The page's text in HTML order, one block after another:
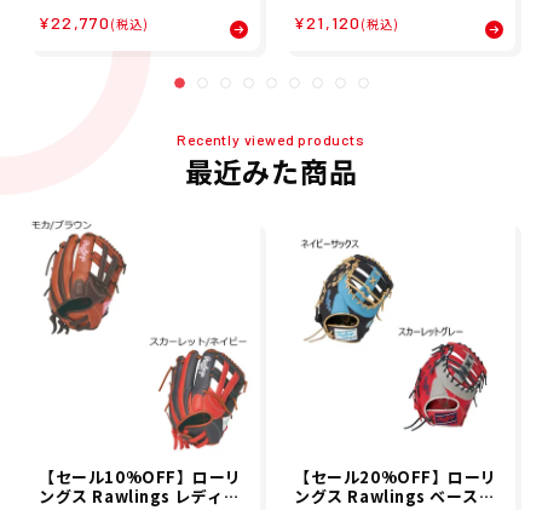
ルラウンド用 ソフトボール
グラブ GS6HDS65GF 26S
¥22,770 (税込)
ブ ミット グローブ ソフトボ
ール用 女性専用 レディース
ORS キャッチャー用 GS5H
¥21,120 (税込)
Recently viewed products
最近みた商品
【セール10%OFF】ローリ
ングス Rawlings レディー
【セール20%OFF】ローリ
ングス Rawlings ベースボ